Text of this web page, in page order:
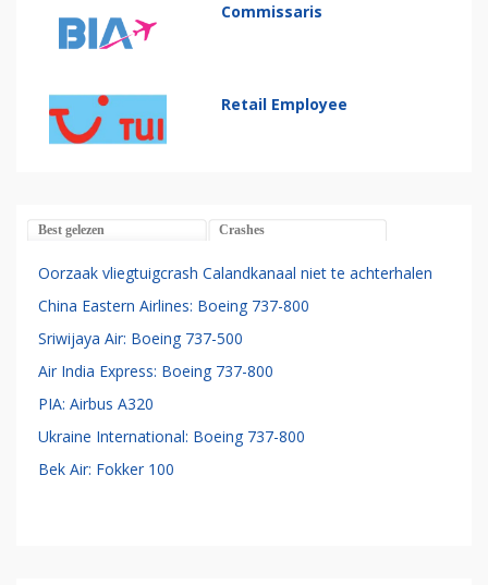
Commissaris
Retail Employee
Best gelezen Crashes
Oorzaak vliegtuigcrash Calandkanaal niet te achterhalen
China Eastern Airlines: Boeing 737-800
Sriwijaya Air: Boeing 737-500
Air India Express: Boeing 737-800
PIA: Airbus A320
Ukraine International: Boeing 737-800
Bek Air: Fokker 100